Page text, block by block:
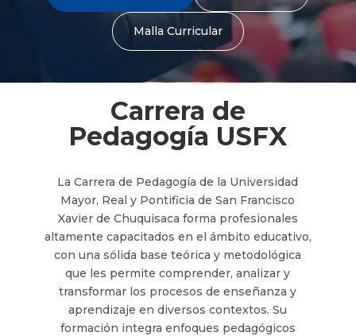
Malla Curricular
Carrera de
Pedagogía USFX
La Carrera de Pedagogía de la Universidad
Mayor, Real y Pontificia de San Francisco
Xavier de Chuquisaca forma profesionales
altamente capacitados en el ámbito educativo,
con una sólida base teórica y metodológica
que les permite comprender, analizar y
transformar los procesos de enseñanza y
aprendizaje en diversos contextos. Su
formación integra enfoques pedagógicos